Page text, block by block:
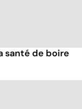
santé de boire